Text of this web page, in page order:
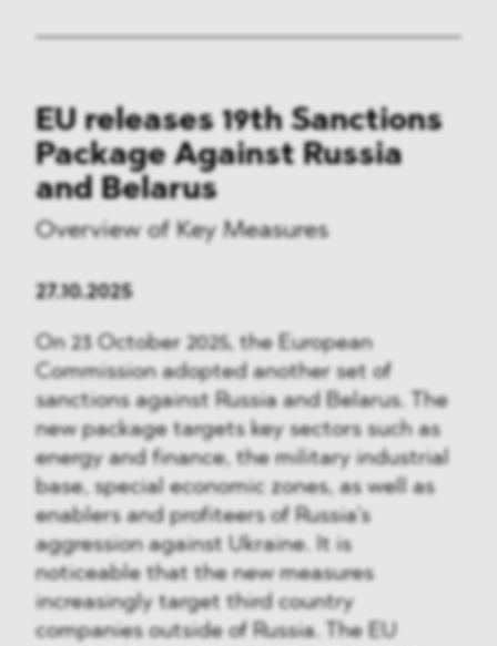
EU releases 19th Sanctions
Package Against Russia
and Belarus
Overview of Key Measures
27.10.2025
On 23 October 2025, the European
Commission adopted another set of
sanctions against Russia and Belarus. The
new package targets key sectors such as
energy and finance, the military industrial
base, special economic zones, as well as
enablers and profiteers of Russia’s
aggression against Ukraine. It is
noticeable that the new measures
increasingly target third country
companies outside of Russia. The EU